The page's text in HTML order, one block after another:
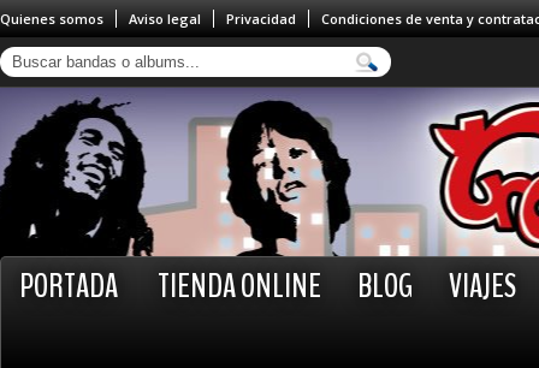
Quienes somos Aviso legal Privacidad Condiciones de venta y
PORTADA TIENDA ONLINE BLOG VIAJES